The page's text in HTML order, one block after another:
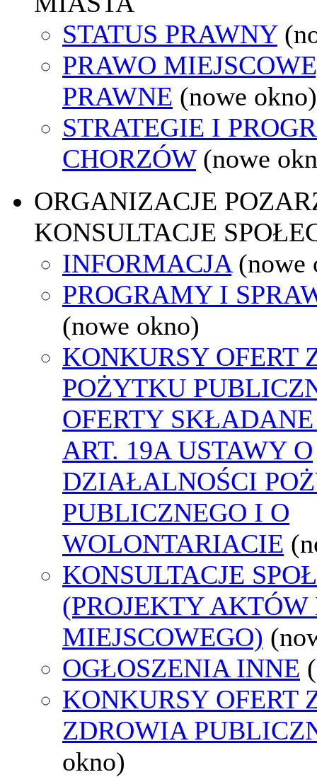
STATUS PRAWNY
PRAWO
PRAWNE (nowe okno)
STRATEGIE I
CHORZÓW (nowe
ORGANIZACJE
KONSULTACJE
INFORMACJA (nowe
PROGRAMY I
(nowe okno)
KONKURSY OFERT
POŻYTKU
OFERTY
ART. 19A USTAWY O
DZIAŁALNOŚCI
PUBLICZNEGO I O
WOLONTARIACIE
KONSULTACJE
(PROJEKTY AKTÓW
MIEJSCOWEGO)
OGŁOSZENIA INNE
KONKURSY OFERT
ZDROWIA
okno)